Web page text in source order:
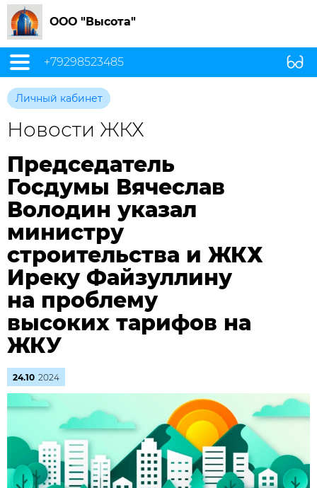
ООО "Высота"
+79298523485
Личный кабинет
Новости ЖКХ
Председатель
Госдумы Вячеслав
Володин указал
министру
строительства и ЖКХ
Иреку Файзуллину
на проблему
высоких тарифов на
ЖКУ
24.10 2024